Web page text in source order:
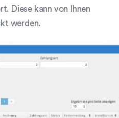
Diese kann von Ihnen
werden.